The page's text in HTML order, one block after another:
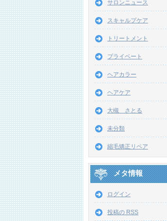
サロンニュース
スキャルプケア
トリートメント
プライベート
ヘアカラー
ヘアケア
大槻 さとる
未分類
縮毛矯正リペア
メタ情報
ログイン
投稿の RSS